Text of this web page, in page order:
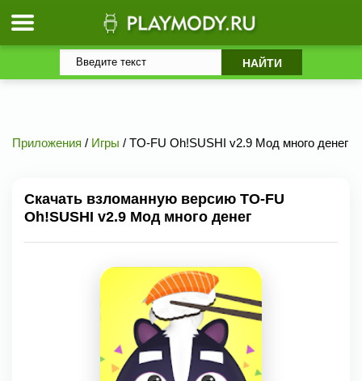
Приложения / Игры / TO-FU Oh!SUSHI v2.9 Мод много денег
Скачать взломанную версию TO-FU
Oh!SUSHI v2.9 Мод много денег